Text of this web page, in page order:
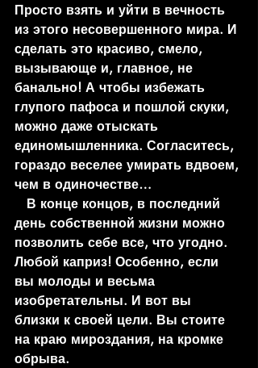
Просто взять и уйти в вечность
из этого несовершенного мира. И
сделать это красиво, смело,
вызывающе и, главное, не
банально! А чтобы избежать
глупого пафоса и пошлой скуки,
можно даже отыскать
единомышленника. Согласитесь,
гораздо веселее умирать вдвоем,
чем в одиночестве…
день собственной жизни можно
позволить себе все, что угодно.
Любой каприз! Особенно, если
вы молоды и весьма
изобретательны. И вот вы
близки к своей цели. Вы стоите
на краю мироздания, на кромке
обрыва.